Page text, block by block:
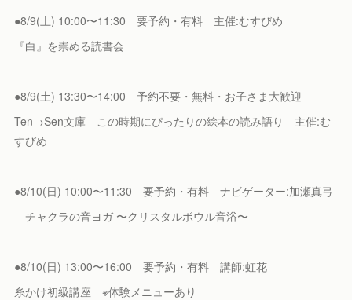
●8/9(土) 10:00〜11:30 要予約・有料 主催:むすびめ
『白』を崇める読書会
●8/9(土) 13:30〜14:00 予約不要・無料・お子さま大歓迎
Ten→Sen文庫 この時期にぴったりの絵本の読み語り 主催:む
すびめ
●8/10(日) 10:00〜11:30 要予約・有料 ナビゲーター:加瀬真弓
チャクラの音ヨガ 〜クリスタルボウル音浴〜
●8/10(日) 13:00〜16:00 要予約・有料 講師:虹花
糸かけ初級講座 ※体験メニューあり